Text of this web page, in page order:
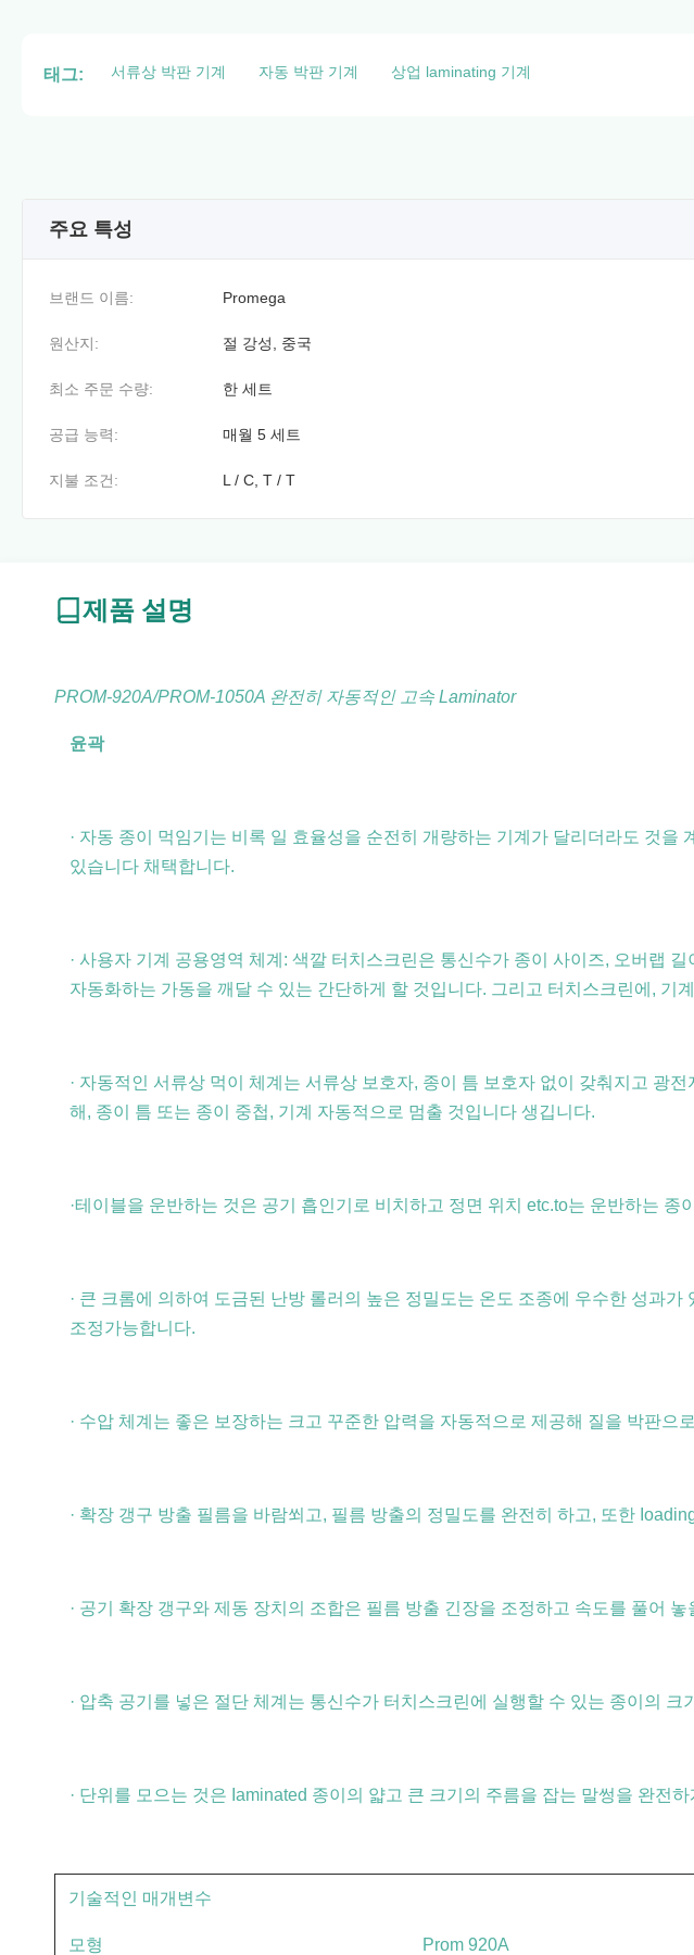
태그: 서류상 박판 기계 자동 박판 기계 상업 laminating 기계
주요 특성
브랜드 이름: Promega
원산지: 절 강성, 중국
최소 주문 수량: 한 세트
공급 능력: 매월 5 세트
지불 조건: L / C, T / T
제품 설명
PROM-920A/PROM-1050A 완전히 자동적인 고속 Laminator
윤곽
· 자동 종이 먹임기는 비록 일 효율성을 순전히 개량하는 기계가 달리더라도 것
있습니다 채택합니다.
· 사용자 기계 공용영역 체계: 색깔 터치스크린은 통신수가 종이 사이즈, 오버랩
자동화하는 가동을 깨달 수 있는 간단하게 할 것입니다. 그리고 터치스크린에, 기
· 자동적인 서류상 먹이 체계는 서류상 보호자, 종이 틈 보호자 없이 갖춰지고 광
해, 종이 틈 또는 종이 중첩, 기계 자동적으로 멈출 것입니다 생깁니다.
·테이블을 운반하는 것은 공기 흡인기로 비치하고 정면 위치 etc.to는 운반하는
· 큰 크롬에 의하여 도금된 난방 롤러의 높은 정밀도는 온도 조종에 우수한 성과
조정가능합니다.
· 수압 체계는 좋은 보장하는 크고 꾸준한 압력을 자동적으로 제공해 질을 박판으
· 확장 갱구 방출 필름을 바람쐬고, 필름 방출의 정밀도를 완전히 하고, 또한
· 공기 확장 갱구와 제동 장치의 조합은 필름 방출 긴장을 조정하고 속도를 풀어 놓
· 압축 공기를 넣은 절단 체계는 통신수가 터치스크린에 실행할 수 있는 종이의
· 단위를 모으는 것은 Iaminated 종이의 얇고 큰 크기의 주름을 잡는 말썽을 완전
기술적인 매개변수
모형 Prom 920A